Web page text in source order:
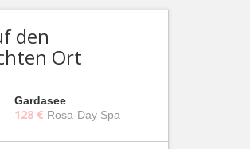
den
Ort
Gardasee
128 € Rosa-Day Spa